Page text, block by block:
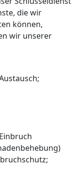
die wir
können,
wir unserer